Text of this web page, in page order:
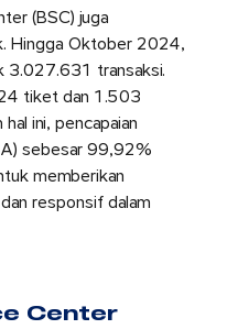
(BSC) juga
Hingga Oktober 2024,
3.027.631 transaksi.
tiket dan 1.503
ini, pencapaian
sebesar 99,92%
memberikan
responsif dalam
Center